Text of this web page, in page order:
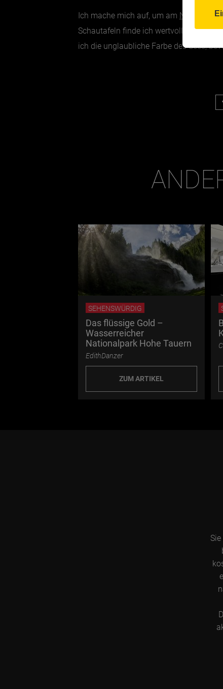
Ich mache mich auf, um am Natura Trai
Schautafeln finde ich wertvolle
ich die unglaubliche Farbe des Sees,
SEHENSWÜRDIG
Das flüssige Gold –
Wasserreicher
Nationalpark Hohe Tauern
EdithDanzer
ZUM ARTIKEL